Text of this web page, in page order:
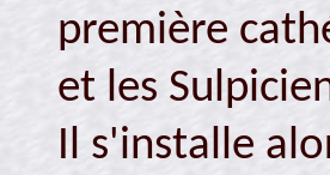
première
et les
Il s'installe